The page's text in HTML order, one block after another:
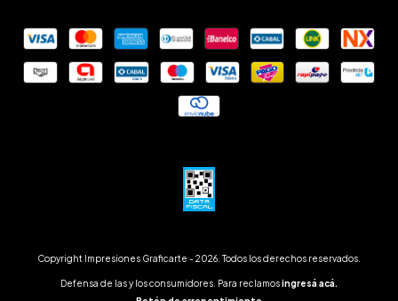
Copyright Impresiones Graficarte - 2026. Todos los derechos reservados.
Defensa de las y los consumidores. Para reclamosingresá acá.